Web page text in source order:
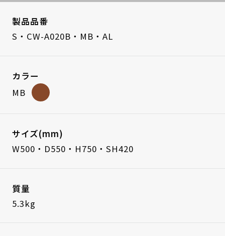
製品品番
S・CW-A020B・MB・AL
カラー
MB
サイズ(mm)
W500・D550・H750・SH420
質量
5.3kg